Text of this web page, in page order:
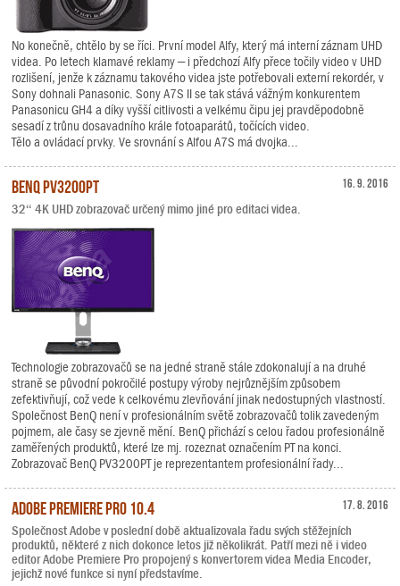
No konečně, chtělo by se říci. První model Alfy, který má interní záznam UHD
videa. Po letech klamavé reklamy – i předchozí Alfy přece točily video v UHD
rozlišení, jenže k záznamu takového videa jste potřebovali externí rekordér, v
Sony dohnali Panasonic. Sony A7S II se tak stává vážným konkurentem
Panasonicu GH4 a díky vyšší citlivosti a velkému čipu jej pravděpodobně
sesadí z trůnu dosavadního krále fotoaparátů, točících video.
Tělo a ovládací prvky. Ve srovnání s Alfou A7S má dvojka...
16. 9. 2016
BenQ PV3200PT
32“ 4K UHD zobrazovač určený mimo jiné pro editaci videa.
Technologie zobrazovačů se na jedné straně stále zdokonalují a na druhé
straně se původní pokročilé postupy výroby nejrůznějším způsobem
zefektivňují, což vede k celkovému zlevňování jinak nedostupných vlastností.
Společnost BenQ není v profesionálním světě zobrazovačů tolik zavedeným
pojmem, ale časy se zjevně mění. BenQ přichází s celou řadou profesionálně
zaměřených produktů, které lze mj. rozeznat označením PT na konci.
Zobrazovač BenQ PV3200PT je reprezentantem profesionální řady...
17. 8. 2016
Adobe Premiere Pro 10.4
Společnost Adobe v poslední době aktualizovala řadu svých stěžejních
produktů, některé z nich dokonce letos již několikrát. Patří mezi ně i video
editor Adobe Premiere Pro propojený s konvertorem videa Media Encoder,
jejichž nové funkce si nyní představíme.